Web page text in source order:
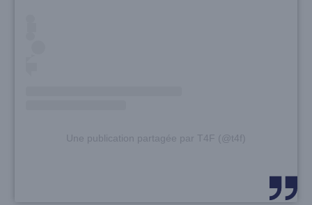
Une publication partagée par T4F (@t4f)